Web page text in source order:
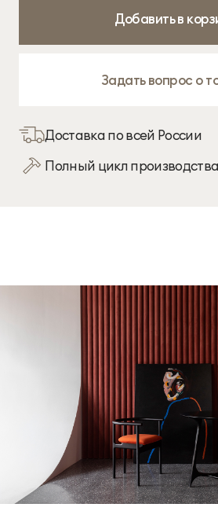
Добавить в
Задать вопрос о
Доставка по всей России
Полный цикл